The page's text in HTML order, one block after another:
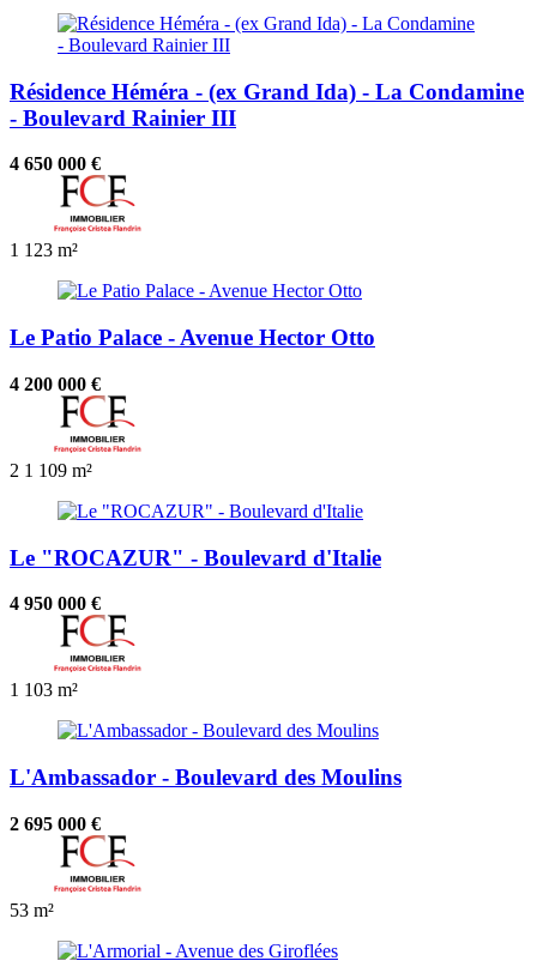
Résidence Héméra - (ex Grand Ida) - La Condamine
- Boulevard Rainier III
4 650 000 €
1 123 m²
Le Patio Palace - Avenue Hector Otto
4 200 000 €
2 1 109 m²
Le "ROCAZUR" - Boulevard d'Italie
4 950 000 €
1 103 m²
L'Ambassador - Boulevard des Moulins
2 695 000 €
53 m²